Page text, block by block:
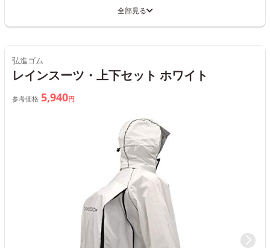
全部見る
弘進ゴム
レインスーツ・上下セット ホワイト
参考価格 5,940円